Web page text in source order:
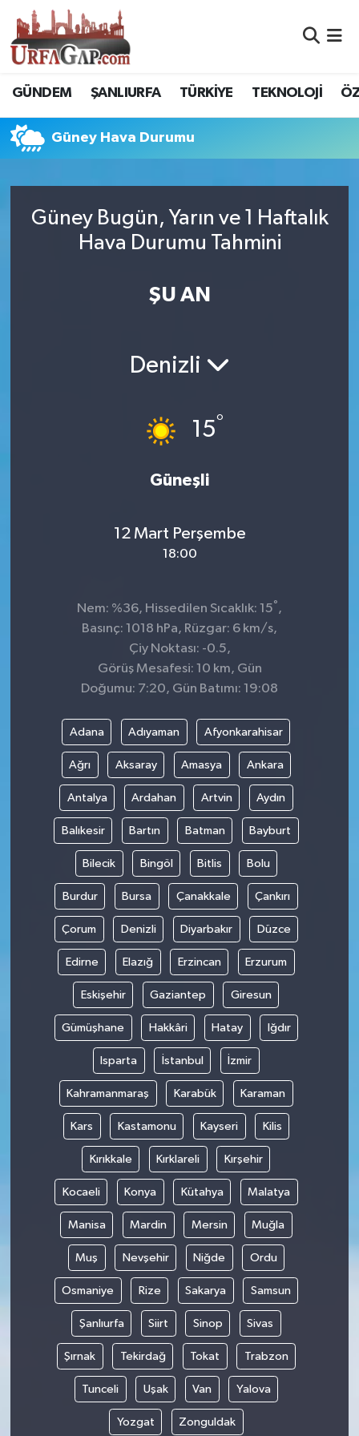
GÜNDEM ŞANLIURFA TÜRKİYE TEKNOLOJİ
Güney Hava Durumu
Güney Bugün, Yarın ve 1 Haftalık
Hava Durumu Tahmini
ŞU AN
Denizli
15°
Güneşli
12 Mart Perşembe
18:00
Nem: %36, Hissedilen Sıcaklık: 15° ,
Basınç: 1018 hPa, Rüzgar: 6 km/s,
Çiy Noktası: -0.5,
Görüş Mesafesi: 10 km, Gün
Doğumu: 7:20, Gün Batımı: 19:08
Adana Adıyaman Afyonkarahisar
Ağrı Aksaray Amasya Ankara
Antalya Ardahan Artvin Aydın
Balıkesir Bartın Batman Bayburt
Bilecik Bingöl Bitlis Bolu
Burdur Bursa Çanakkale Çankırı
Çorum Denizli Diyarbakır Düzce
Edirne Elazığ Erzincan Erzurum
Eskişehir Gaziantep Giresun
Gümüşhane Hakkâri Hatay Iğdır
Isparta İstanbul İzmir
Kahramanmaraş Karabük Karaman
Kars Kastamonu Kayseri Kilis
Kırıkkale Kırklareli Kırşehir
Kocaeli Konya Kütahya Malatya
Manisa Mardin Mersin Muğla
Muş Nevşehir Niğde Ordu
Osmaniye Rize Sakarya Samsun
Şanlıurfa Siirt Sinop Sivas
Şırnak Tekirdağ Tokat Trabzon
Tunceli Uşak Van Yalova
Yozgat Zonguldak
Nöbetçi Eczaneler
Hava Durumu
Namaz Vakitleri
Trafik Durumu
Süper Lig Puan Durumu ve Fikstür
Son Dakika Haberleri